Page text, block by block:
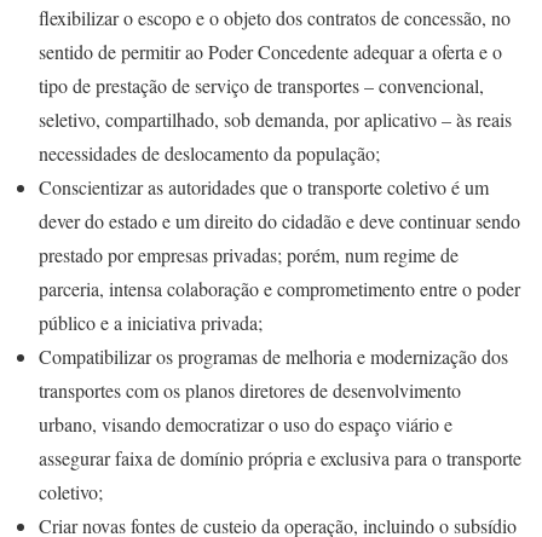
flexibilizar o escopo e o objeto dos contratos de concessão, no
sentido de permitir ao Poder Concedente adequar a oferta e o
tipo de prestação de serviço de transportes – convencional,
seletivo, compartilhado, sob demanda, por aplicativo – às reais
necessidades de deslocamento da população;
Conscientizar as autoridades que o transporte coletivo é um
dever do estado e um direito do cidadão e deve continuar sendo
prestado por empresas privadas; porém, num regime de
parceria, intensa colaboração e comprometimento entre o poder
público e a iniciativa privada;
Compatibilizar os programas de melhoria e modernização dos
transportes com os planos diretores de desenvolvimento
urbano, visando democratizar o uso do espaço viário e
assegurar faixa de domínio própria e exclusiva para o transporte
coletivo;
Criar novas fontes de custeio da operação, incluindo o subsídio